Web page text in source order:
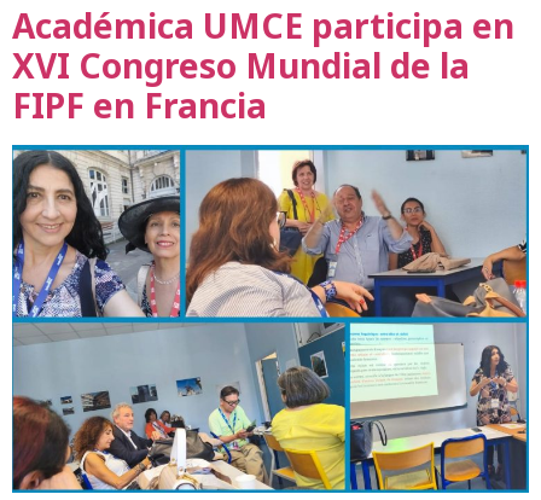
Académica UMCE participa en
XVI Congreso Mundial de la
FIPF en Francia